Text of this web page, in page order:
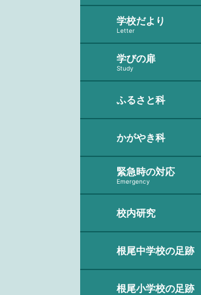
学校だより
Letter
学びの扉
Study
ふるさと科
かがやき科
緊急時の対応
Emergency
校内研究
根尾中学校の足跡
根尾小学校の足跡